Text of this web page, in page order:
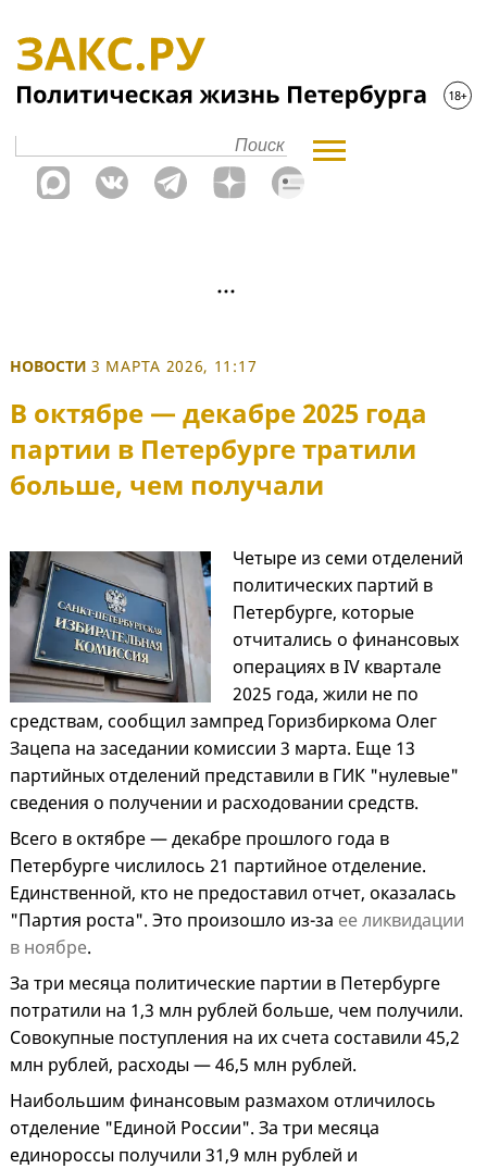
НОВОСТИ 3 МАРТА 2026, 11:17
В октябре — декабре 2025 года
партии в Петербурге тратили
больше, чем получали
Четыре из семи отделений
политических партий в
Петербурге, которые
отчитались о финансовых
операциях в IV квартале
2025 года, жили не по
средствам, сообщил зампред Горизбиркома Олег
Зацепа на заседании комиссии 3 марта. Еще 13
партийных отделений представили в ГИК "нулевые"
сведения о получении и расходовании средств.
Всего в октябре — декабре прошлого года в
Петербурге числилось 21 партийное отделение.
Единственной, кто не предоставил отчет, оказалась
"Партия роста". Это произошло из-за ее ликвидации
в ноябре.
За три месяца политические партии в Петербурге
потратили на 1,3 млн рублей больше, чем получили.
Совокупные поступления на их счета составили 45,2
млн рублей, расходы — 46,5 млн рублей.
Наибольшим финансовым размахом отличилось
отделение "Единой России". За три месяца
единороссы получили 31,9 млн рублей и